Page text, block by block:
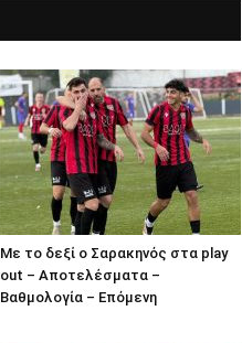
Με το δεξί ο Σαρακηνός στα play
out – Αποτελέσματα –
Βαθμολογία – Επόμενη